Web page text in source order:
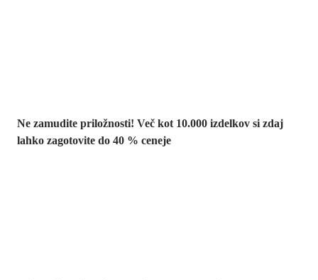
Ne zamudite priložnosti! Več kot 10.000 izdelkov si zdaj
lahko zagotovite do 40 % ceneje